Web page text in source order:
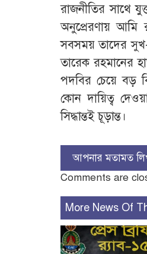
রাজনীতির সাথে
অনুপ্রেরণায় আমি
সবসময় তাদের
তারেক রহমানের
পদবির চেয়ে বড়
কোন দায়িত্ব
সিদ্ধান্তই চূড়ান্ত।
আপনার মতামত
Comments are
More News Of